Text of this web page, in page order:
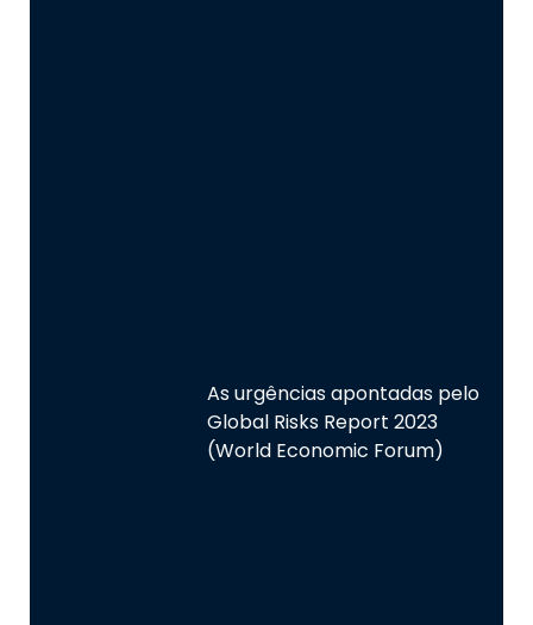
As urgências apontadas pelo
Global Risks Report 2023
(World Economic Forum)